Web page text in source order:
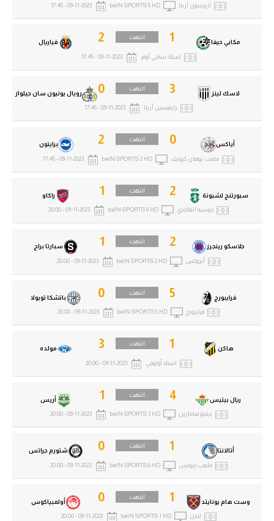
وست هام يونايتد 1 انتهت
أولمبياكوس 0
لندن beIN SPORTS 1 HD
09-11-2023 - 20:00
أتالانتا 1 انتهت
شتورم جراتس 0
ملعب جيويس beIN SPORTS 6 HD
09-11-2023 - 20:00
ريال بيتيس 4 انتهت
أريس 1
بينيتو فيامارين beIN SPORTS 3 HD
09-11-2023 - 20:00
هاكن 1 انتهت
مولده 3
استاد أولوفي 09-11-2023 - 20:00
فرايبورج 5 انتهت
باتشكا توبولا 0
فرايبورج beIN SPORTS 5 HD
09-11-2023 - 20:00
جلاسكو رينجرز 2 انتهت
سبارتا براج 1
أبروكس beIN SPORTS 2 HD
09-11-2023 - 20:00
سبورتنج لشبونة 2 انتهت
راكاو 1
خوسيه الفالادي beIN SPORTS 8 HD
09-11-2023 - 20:00
أياكس 0 انتهت
برايتون 2
ملعب يوهان كرويف beIN SPORTS 2 HD
09-11-2023 - 17:45
لاسك لينز 3 انتهت
رويال يونيون سان جيلواز 0
رايفيسين أرينا 09-11-2023 - 17:45
مكابي حيفا 1 انتهت
فياريال 2
استاد سامي أوفر 09-11-2023 - 17:45
ازيرسون آرينا beIN SPORTS 5 HD
09-11-2023 - 17:45